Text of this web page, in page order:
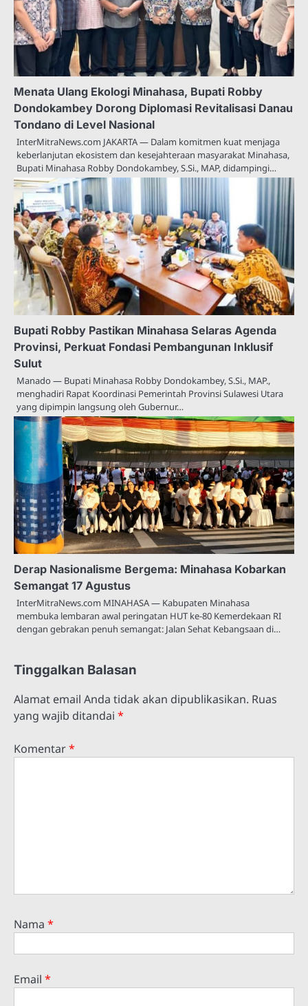
Menata Ulang Ekologi Minahasa, Bupati Robby
Dondokambey Dorong Diplomasi Revitalisasi Danau
Tondano di Level Nasional
InterMitraNews.com JAKARTA — Dalam komitmen kuat menjaga
keberlanjutan ekosistem dan kesejahteraan masyarakat Minahasa,
Bupati Minahasa Robby Dondokambey, S.Si., MAP, didampingi…
Bupati Robby Pastikan Minahasa Selaras Agenda
Provinsi, Perkuat Fondasi Pembangunan Inklusif
Sulut
Manado — Bupati Minahasa Robby Dondokambey, S.Si., MAP.,
menghadiri Rapat Koordinasi Pemerintah Provinsi Sulawesi Utara
yang dipimpin langsung oleh Gubernur…
Derap Nasionalisme Bergema: Minahasa Kobarkan
Semangat 17 Agustus
InterMitraNews.com MINAHASA — Kabupaten Minahasa
membuka lembaran awal peringatan HUT ke-80 Kemerdekaan RI
dengan gebrakan penuh semangat: Jalan Sehat Kebangsaan di…
Tinggalkan Balasan
Alamat email Anda tidak akan dipublikasikan. Ruas
yang wajib ditandai *
Komentar*
Nama *
Email *